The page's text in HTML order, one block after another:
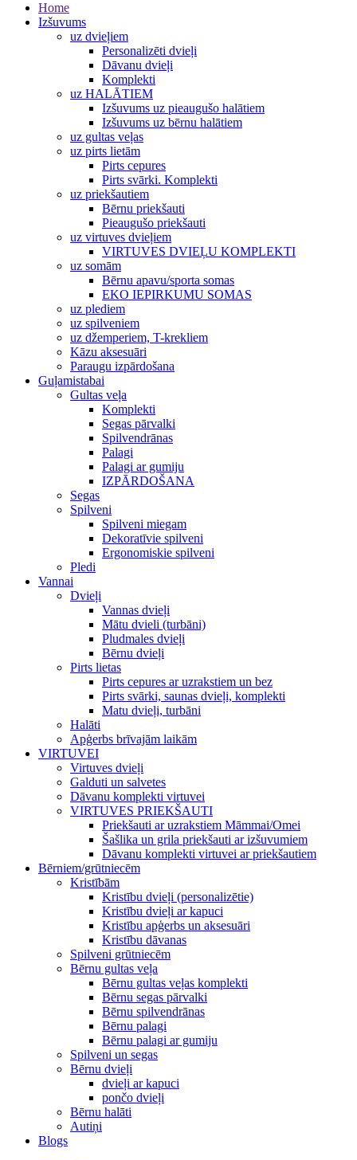
Home
Izšuvums
uz dvieļiem
Personalizēti dvieļi
Dāvanu dvieļi
Komplekti
uz HALĀTIEM
Izšuvums uz pieaugušo halātiem
Izšuvums uz bērnu halātiem
uz gultas veļas
uz pirts lietām
Pirts cepures
Pirts svārki. Komplekti
uz priekšautiem
Bērnu priekšauti
Pieaugušo priekšauti
uz virtuves dvieļiem
VIRTUVES DVIEĻU KOMPLEKTI
uz somām
Bērnu apavu/sporta somas
EKO IEPIRKUMU SOMAS
uz plediem
uz spilveniem
uz džemperiem, T-krekliem
Kāzu aksesuāri
Paraugu izpārdošana
Guļamistabai
Gultas veļa
Komplekti
Segas pārvalki
Spilvendrānas
Palagi
Palagi ar gumiju
IZPĀRDOŠANA
Segas
Spilveni
Spilveni miegam
Dekoratīvie spilveni
Ergonomiskie spilveni
Pledi
Vannai
Dvieļi
Vannas dvieļi
Mātu dvieli (turbāni)
Pludmales dvieļi
Bērnu dvieļi
Pirts lietas
Pirts cepures ar uzrakstiem un bez
Pirts svārki, saunas dvieļi, komplekti
Matu dvieļi, turbāni
Halāti
Apģerbs brīvajām laikām
VIRTUVEI
Virtuves dvieļi
Galduti un salvetes
Dāvanu komplekti virtuvei
VIRTUVES PRIEKŠAUTI
Priekšauti ar uzrakstiem Māmmai/Omei
Šašlika un grila priekšauti ar izšuvumiem
Dāvanu komplekti virtuvei ar priekšautiem
Bērniem/grūtniecēm
Kristībām
Kristību dvieļi (personalizētie)
Kristību dvieļi ar kapuci
Kristību apģerbs un aksesuāri
Kristību dāvanas
Spilveni grūtniecēm
Bērnu gultas veļa
Bērnu gultas veļas komplekti
Bērnu segas pārvalki
Bērnu spilvendrānas
Bērnu palagi
Bērnu palagi ar gumiju
Spilveni un segas
Bērnu dvieļi
dvieļi ar kapuci
pončo dvieļi
Bērnu halāti
Autiņi
Blogs